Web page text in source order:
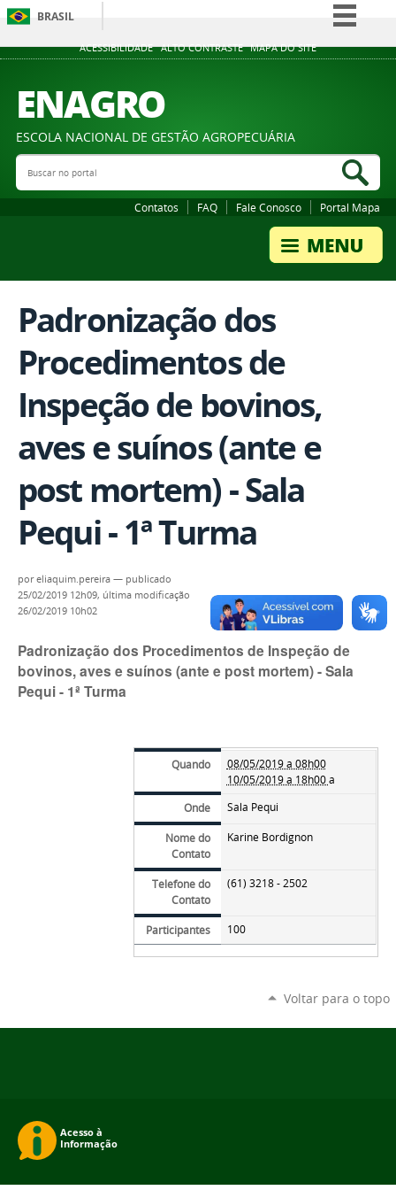
ACESSIBILIDADE ALTO CONTRASTE MAPA DO SITE
BRASIL
Simplifique!
Acesso à informação
Legislação
ENAGRO
ESCOLA NACIONAL DE GESTÃO AGROPECUÁRIA
Buscar no portal
Contatos FAQ Fale Conosco Portal Mapa
Padronização dos
Procedimentos de
Inspeção de bovinos,
aves e suínos (ante e
post mortem) - Sala
Pequi - 1ª Turma
poreliaquim.pereira — publicado
25/02/2019 12h09, última modificação
26/02/2019 10h02
Padronização dos Procedimentos de Inspeção de
bovinos, aves e suínos (ante e post mortem) - Sala
Pequi - 1ª Turma
Quando
08/05/2019 a 08h00
10/05/2019 a 18h00a
Onde
Sala Pequi
Nome do
Contato
Karine Bordignon
Telefone do
Contato
(61) 3218 - 2502
Participantes 100
Voltar para o topo